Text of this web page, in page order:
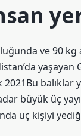
ve 90
balıklar
büyük üç
üç kişiyi